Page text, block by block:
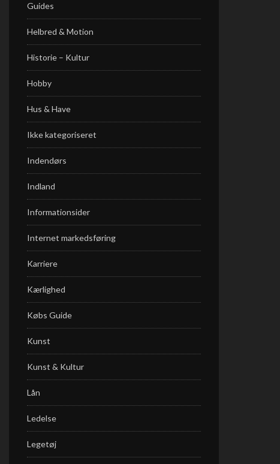
Guides
Helbred & Motion
Historie – Kultur
Hobby
Hus & Have
Ikke kategoriseret
Indendørs
Indland
Informationsider
Internet markedsføring
Karriere
Kærlighed
Købs Guide
Kunst
Kunst & Kultur
Lån
Ledelse
Legetøj